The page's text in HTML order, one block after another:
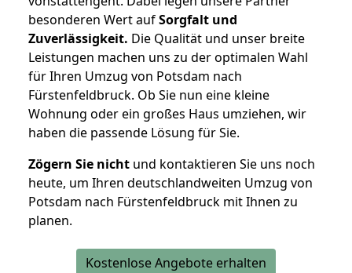
besonderen Wert aufSorgfalt und
Zuverlässigkeit. Die Qualität und unser breite
Leistungen machen uns zu der optimalen Wahl
für Ihren Umzug von Potsdam nach
Fürstenfeldbruck. Ob Sie nun eine kleine
Wohnung oder ein großes Haus umziehen, wir
haben die passende Lösung für Sie.
Zögern Sie nicht und kontaktieren Sie uns noch
heute, um Ihren deutschlandweiten Umzug von
Potsdam nach Fürstenfeldbruck mit Ihnen zu
planen.
Kostenlose Angebote erhalten